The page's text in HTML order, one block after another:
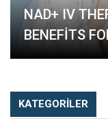
NAD+ IV
BENEFITS
KATEGORILER